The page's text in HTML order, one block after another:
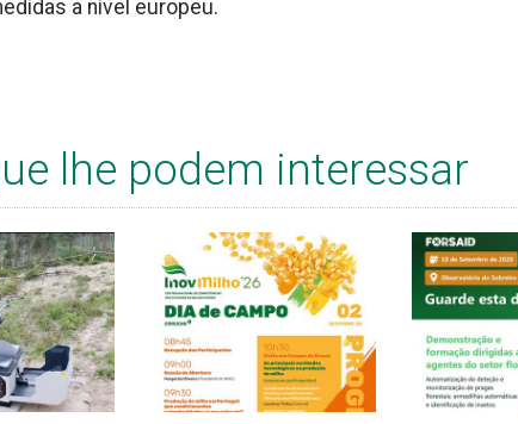
a nível europeu.
lhe podem interessar